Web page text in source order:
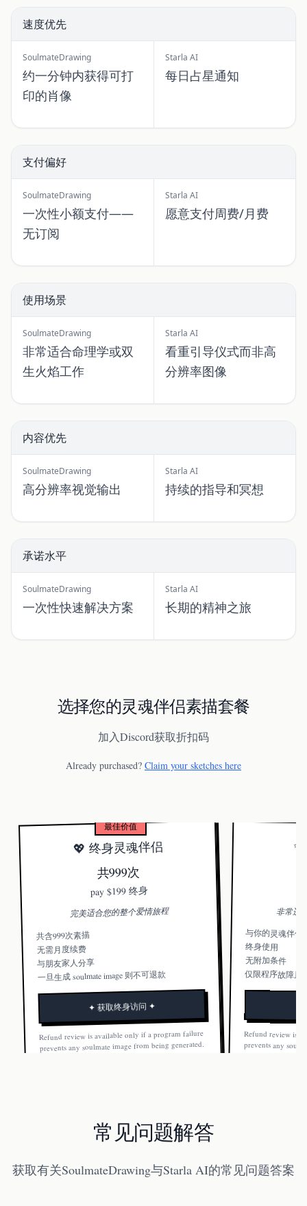
速度优先
SoulmateDrawing
约一分钟内获得可打
印的肖像
Starla AI
每日占星通知
支付偏好
SoulmateDrawing
一次性小额支付——
无订阅
Starla AI
愿意支付周费/月费
使用场景
SoulmateDrawing
非常适合命理学或双
生火焰工作
Starla AI
看重引导仪式而非高
分辨率图像
内容优先
SoulmateDrawing
高分辨率视觉输出
Starla AI
持续的指导和冥想
承诺水平
SoulmateDrawing
一次性快速解决方案
Starla AI
长期的精神之旅
选择您的灵魂伴侣素描套餐
加入Discord获取折扣码
Already purchased? Claim your sketches here
最佳价值
💖 终身灵魂伴侣
共999次
pay $199 终身
完美适合您的整个爱情旅程
共含999次素描
无需月度续费
与朋友家人分享
一旦生成 soulmate image 则不可退款
✦ 获取终身访问 ✦
Refund review is available only if a program failure
prevents any soulmate image from being generated.
Once a soulmate image is generated, the order is not
非常适
与你的灵魂伴侣
终身使用
无附加条件
仅限程序故障且
Refund review is
prevents any
Once a soulmate
常见问题解答
获取有关SoulmateDrawing与Starla AI的常见问题答案